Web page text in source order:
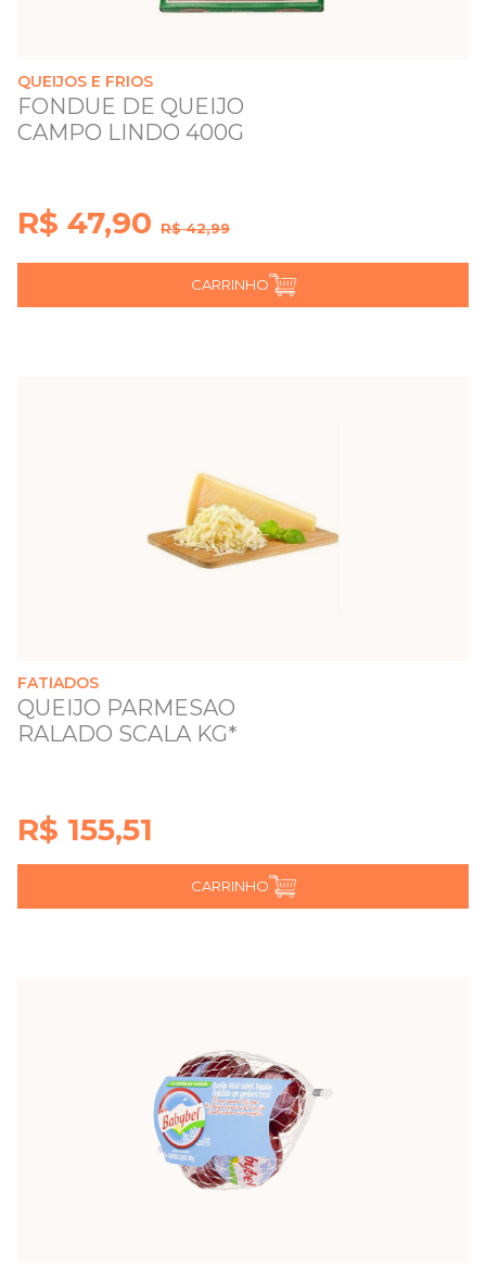
QUEIJOS E FRIOS
FONDUE DE QUEIJO
CAMPO LINDO 400G
R$ 47,90 R$ 42,99
CARRINHO
FATIADOS
QUEIJO PARMESAO
RALADO SCALA KG*
R$ 155,51
CARRINHO